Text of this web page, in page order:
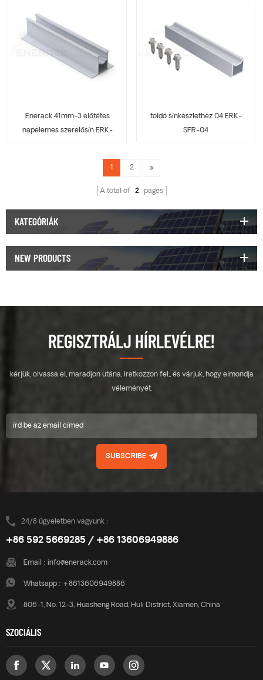
Enerack 41mm-3 előtétes
napelemes szerelősín ERK-
toldó sínkészlethez 04 ERK-
SFR-04
1 2
A total of 2 pages
KATEGÓRIÁK
NEW PRODUCTS
REGISZTRÁLJ HÍRLEVÉLRE!
kérjük, olvassa el, maradjon utána, iratkozzon fel,, és várjuk, hogy elmondja
véleményét.
SUBSCRIBE
24/8 ügyeletben vagyunk :
+86 592 5669285 / +86 13606949886
Email : info@enerack.com
Whatsapp : +8613606949886
806-1, No. 12-3, Huasheng Road, Huli District, Xiamen, China
SZOCIÁLIS